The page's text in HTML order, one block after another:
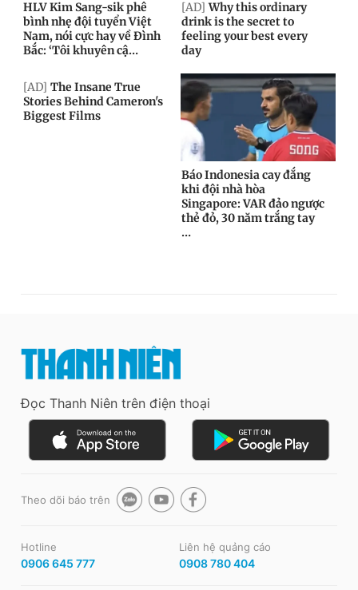
Đọc Thanh Niên trên điện thoại
Theo dõi báo trên
Hotline
0906 645 777
Liên hệ quảng cáo
0908 780 404